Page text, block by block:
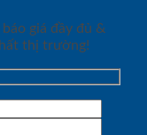
giá đầy đủ &
thị trường!